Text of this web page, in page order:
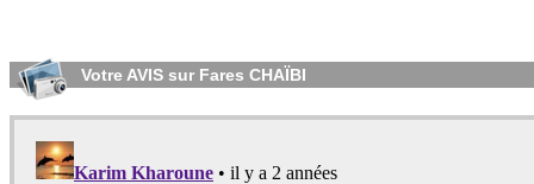
Votre AVIS sur Fares CHAÏBI